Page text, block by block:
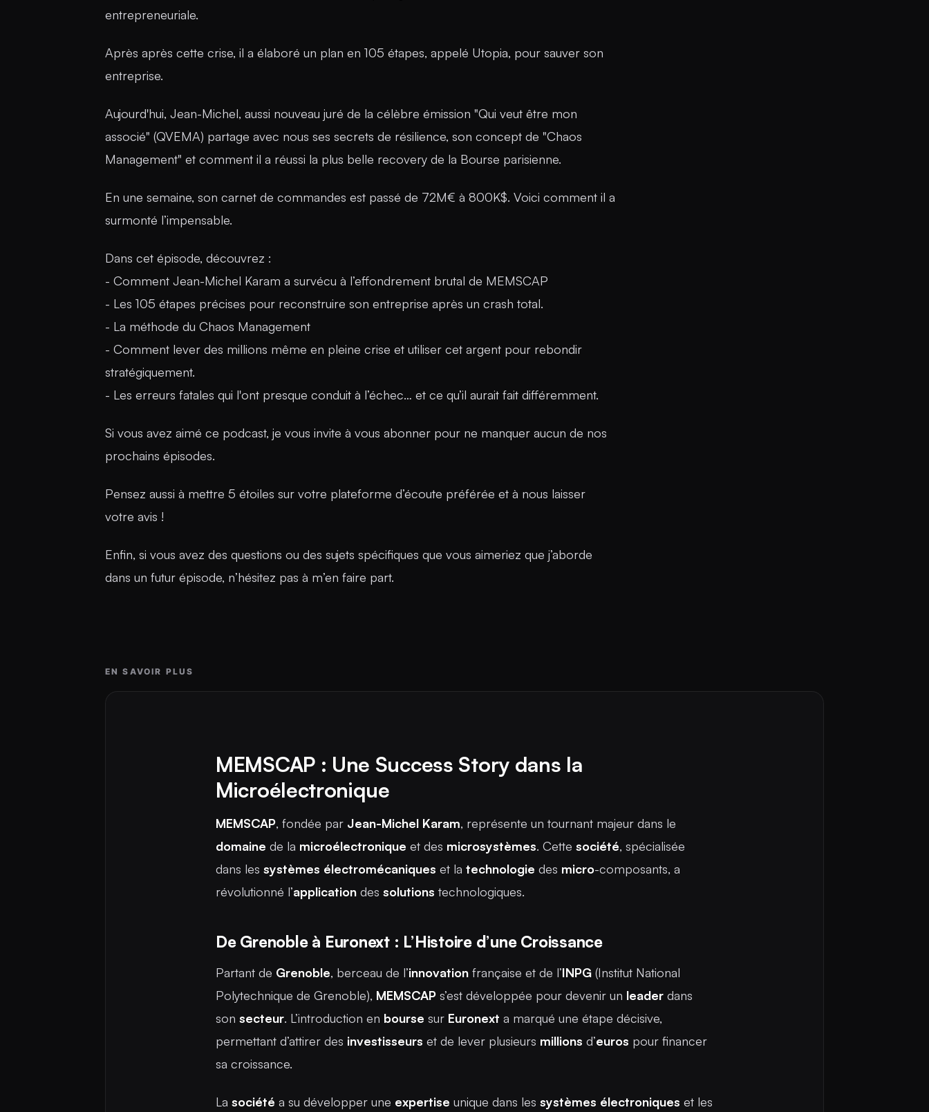
entrepreneuriale.
Après après cette crise, il a élaboré un plan en 105 étapes, appelé Utopia, pour sauver son
entreprise.
Aujourd'hui, Jean-Michel, aussi nouveau juré de la célèbre émission "Qui veut être mon
associé" (QVEMA) partage avec nous ses secrets de résilience, son concept de "Chaos
Management" et comment il a réussi la plus belle recovery de la Bourse parisienne.
En une semaine, son carnet de commandes est passé de 72M€ à 800K$. Voici comment il a
surmonté l’impensable.
Dans cet épisode, découvrez :
- Comment Jean-Michel Karam a survécu à l’effondrement brutal de MEMSCAP
- Les 105 étapes précises pour reconstruire son entreprise après un crash total.
- La méthode du Chaos Management
- Comment lever des millions même en pleine crise et utiliser cet argent pour rebondir
stratégiquement.
- Les erreurs fatales qui l'ont presque conduit à l’échec… et ce qu’il aurait fait différemment.
Si vous avez aimé ce podcast, je vous invite à vous abonner pour ne manquer aucun de nos
prochains épisodes.
Pensez aussi à mettre 5 étoiles sur votre plateforme d’écoute préférée et à nous laisser
votre avis !
Enfin, si vous avez des questions ou des sujets spécifiques que vous aimeriez que j’aborde
dans un futur épisode, n’hésitez pas à m’en faire part.
EN SAVOIR PLUS
MEMSCAP : Une Success Story dans la
Microélectronique
MEMSCAP, fondée par Jean-Michel Karam, représente un tournant majeur dans le
domaine de la microélectronique et des microsystèmes. Cette société, spécialisée
dans les systèmes électromécaniques et la technologie des micro-composants, a
révolutionné l’application des solutions technologiques.
De Grenoble à Euronext : L’Histoire d’une Croissance
Partant de Grenoble, berceau de l’innovation française et de l’INPG (Institut National
Polytechnique de Grenoble), MEMSCAP s’est développée pour devenir un leader dans
son secteur. L’introduction en bourse sur Euronext a marqué une étape décisive,
permettant d’attirer des investisseurs et de lever plusieurs millions d’euros pour financer
sa croissance.
La société a su développer une expertise unique dans les systèmes électroniques et les